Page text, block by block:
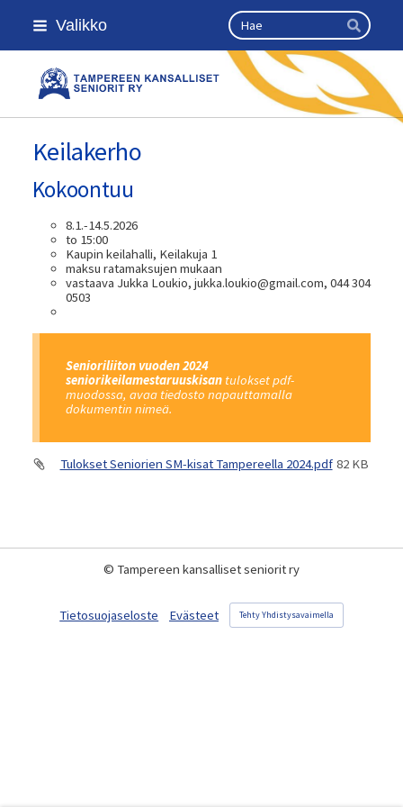
Siirry
sivun
Valikko Haku
Hae
Kansallinen senioriliitto
Keilakerho
Kokoontuu
8.1.-14.5.2026
to 15:00
Kaupin keilahalli, Keilakuja 1
maksu ratamaksujen mukaan
vastaava Jukka Loukio, jukka.loukio@gmail.com, 044 304
0503
Senioriliiton vuoden 2024
seniorikeilamestaruuskisan tulokset pdf-
muodossa, avaa tiedosto napauttamalla
dokumentin nimeä.
Tulokset Seniorien SM-kisat Tampereella 2024.pdf 82 KB
© Tampereen kansalliset seniorit ry
Tietosuojaseloste Evästeet Tehty Yhdistysavaimella